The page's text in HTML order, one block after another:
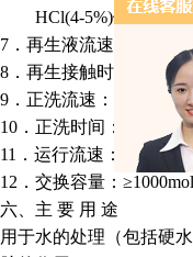
HCl(4-5%)体积：树脂
7．再生液流速： 5-8 m/h.
8．再生接触时间： 45-
9．正洗流速： 10-20 m/h
10．正洗时间： 约30 min
11．运行流速： 15-30 m/
12．交换容量：
六、主 要 用 途
用于水的处理（包括硬